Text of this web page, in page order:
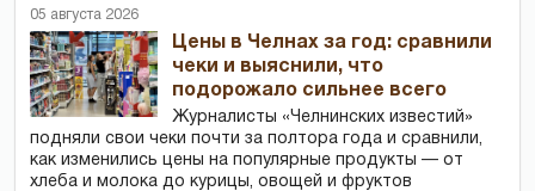
05 августа 2026
Цены в Челнах за год: сравнили
чеки и выяснили, что
подорожало сильнее всего
Журналисты «Челнинских известий»
подняли свои чеки почти за полтора года и сравнили,
как изменились цены на популярные продукты — от
хлеба и молока до курицы, овощей и фруктов